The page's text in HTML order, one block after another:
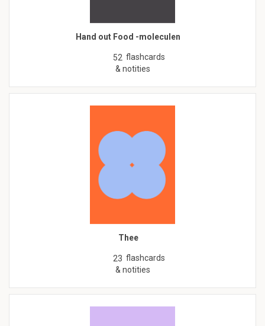
Hand out Food -moleculen
52 flashcards
& notities
Thee
23 flashcards
& notities